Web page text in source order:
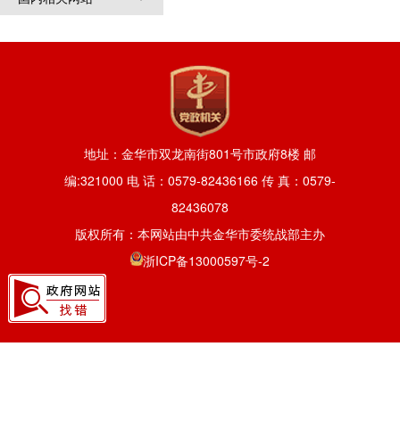
地址：金华市双龙南街801号市政府8楼 邮
编:321000 电 话：0579-82436166 传 真：0579-
82436078
版权所有：本网站由中共金华市委统战部主办
浙ICP备13000597号-2